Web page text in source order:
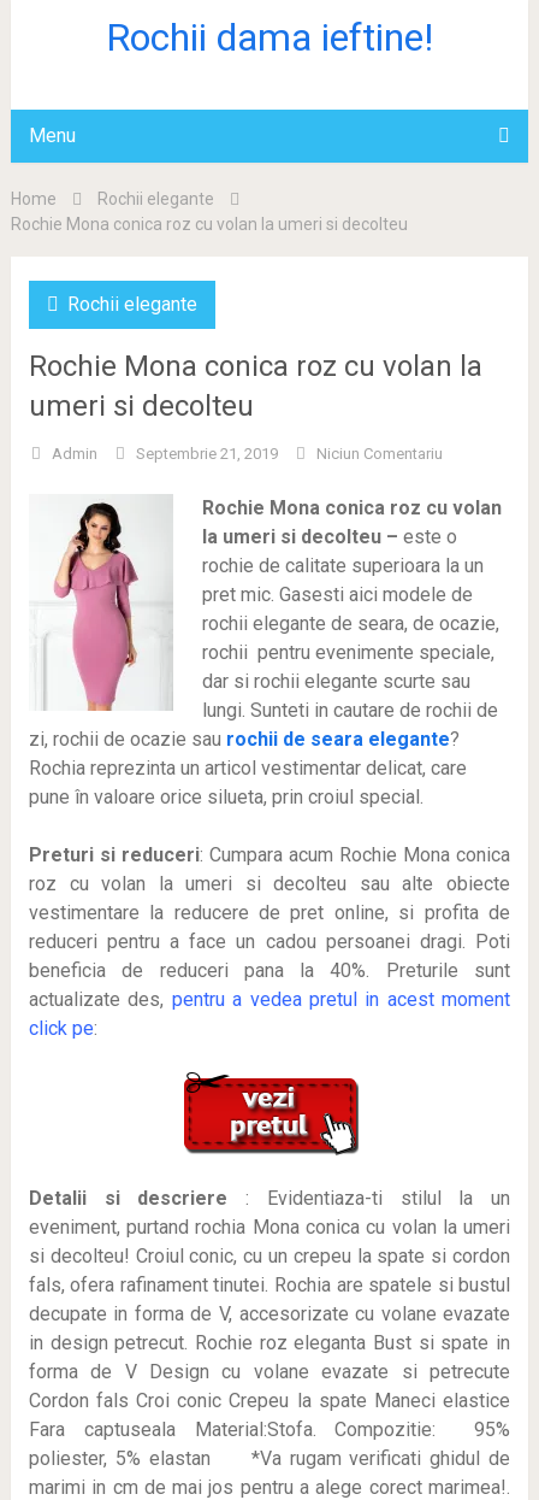
Rochii dama ieftine!
Menu
Home
Rochii elegante
Rochie Mona conica roz cu volan la umeri si decolteu
Rochii elegante
Rochie Mona conica roz cu volan la
umeri si decolteu
Admin Septembrie 21, 2019 Niciun Comentariu
Rochie Mona conica roz cu volan
la umeri si decolteu – este o
rochie de calitate superioara la un
pret mic. Gasesti aici modele de
rochii elegante de seara, de ocazie,
rochii pentru evenimente speciale,
dar si rochii elegante scurte sau
lungi. Sunteti in cautare de rochii de
zi, rochii de ocazie sau rochii de seara elegante?
Rochia reprezinta un articol vestimentar delicat, care
pune în valoare orice silueta, prin croiul special.
Preturi si reduceri: Cumpara acum Rochie Mona conica
roz cu volan la umeri si decolteu sau alte obiecte
vestimentare la reducere de pret online, si profita de
reduceri pentru a face un cadou persoanei dragi. Poti
beneficia de reduceri pana la 40%. Preturile sunt
actualizate des, pentru a vedea pretul in acest moment
click pe:
Detalii si descriere : Evidentiaza-ti stilul la un
eveniment, purtand rochia Mona conica cu volan la umeri
si decolteu! Croiul conic, cu un crepeu la spate si cordon
fals, ofera rafinament tinutei. Rochia are spatele si bustul
decupate in forma de V, accesorizate cu volane evazate
in design petrecut. Rochie roz eleganta Bust si spate in
forma de V Design cu volane evazate si petrecute
Cordon fals Croi conic Crepeu la spate Maneci elastice
Fara captuseala Material:Stofa. Compozitie: 95%
poliester, 5% elastan *Va rugam verificati ghidul de
marimi in cm de mai jos pentru a alege corect marimea!.